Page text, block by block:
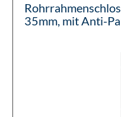
35mm, mit Anti-